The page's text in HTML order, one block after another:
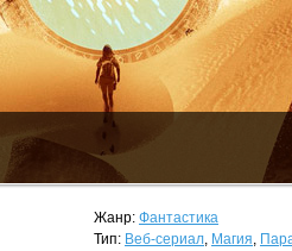
Жанр: Фантастика
Тип: Веб-сериал, Магия,